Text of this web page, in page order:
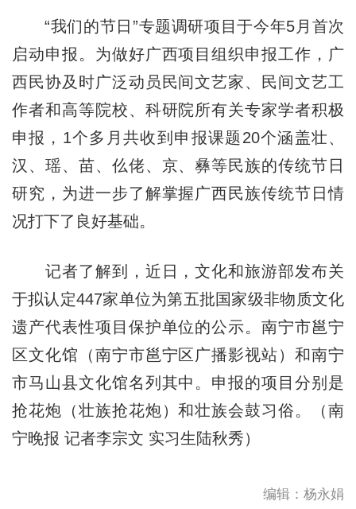
“我们的节日”专题调研项目于今年5月首次
启动申报。为做好广西项目组织申报工作，广
西民协及时广泛动员民间文艺家、民间文艺工
作者和高等院校、科研院所有关专家学者积极
申报，1个多月共收到申报课题20个涵盖壮、
汉、瑶、苗、仫佬、京、彝等民族的传统节日
研究，为进一步了解掌握广西民族传统节日情
况打下了良好基础。
记者了解到，近日，文化和旅游部发布关
于拟认定447家单位为第五批国家级非物质文化
遗产代表性项目保护单位的公示。南宁市邕宁
区文化馆（南宁市邕宁区广播影视站）和南宁
市马山县文化馆名列其中。申报的项目分别是
抢花炮（壮族抢花炮）和壮族会鼓习俗。（南
宁晚报 记者李宗文 实习生陆秋秀）
编辑：杨永娟